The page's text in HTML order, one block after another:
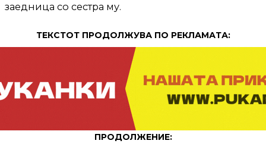
заедница со сестра му.
ТЕКСТОТ ПРОДОЛЖУВА ПО РЕКЛАМАТА:
ПРОДОЛЖЕНИЕ: